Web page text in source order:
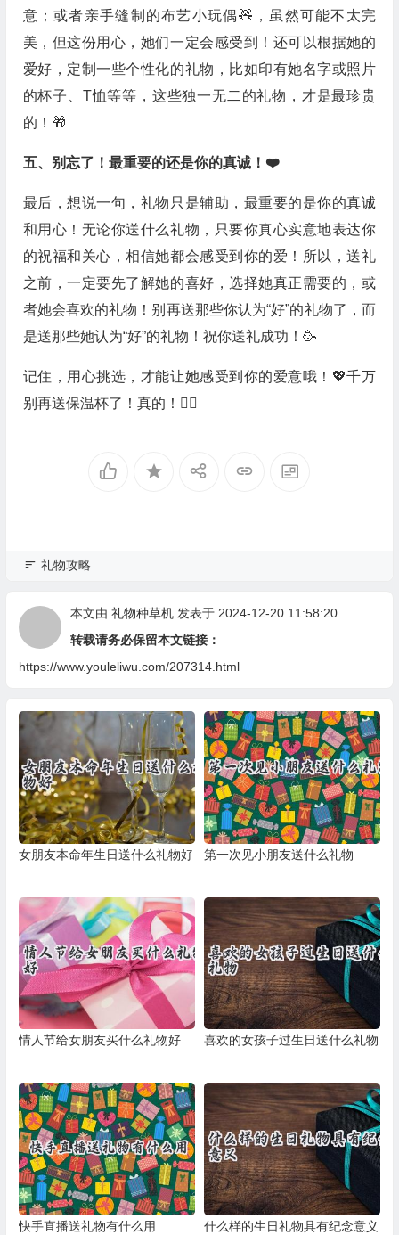
意；或者亲手缝制的布艺小玩偶🧸，虽然可能不太完
美，但这份用心，她们一定会感受到！还可以根据她的
爱好，定制一些个性化的礼物，比如印有她名字或照片
的杯子、T恤等等，这些独一无二的礼物，才是最珍贵
的！🎁
五、别忘了！最重要的还是你的真诚！❤️
最后，想说一句，礼物只是辅助，最重要的是你的真诚
和用心！无论你送什么礼物，只要你真心实意地表达你
的祝福和关心，相信她都会感受到你的爱！所以，送礼
之前，一定要先了解她的喜好，选择她真正需要的，或
者她会喜欢的礼物！别再送那些你认为“好”的礼物了，而
是送那些她认为“好”的礼物！祝你送礼成功！🥳
记住，用心挑选，才能让她感受到你的爱意哦！💖千万
别再送保温杯了！真的！🙅‍♀️
礼物攻略
本文由 礼物种草机发表于 2024-12-20 11:58:20
转载请务必保留本文链接：
https://www.youleliwu.com/207314.html
女朋友本命年生日送什么礼物好 第一次见小朋友送什么礼物
情人节给女朋友买什么礼物好 喜欢的女孩子过生日送什么礼物
快手直播送礼物有什么用 什么样的生日礼物具有纪念意义